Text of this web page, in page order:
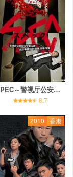
SPEC～警视厅公安部公安第五课 未详事件特别对策系事件簿～
8.7
2010 香港